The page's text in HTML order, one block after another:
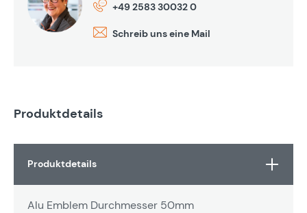
+49 2583 30032 0
Schreib uns eine Mail
Produktdetails
Produktdetails
Alu Emblem Durchmesser 50mm